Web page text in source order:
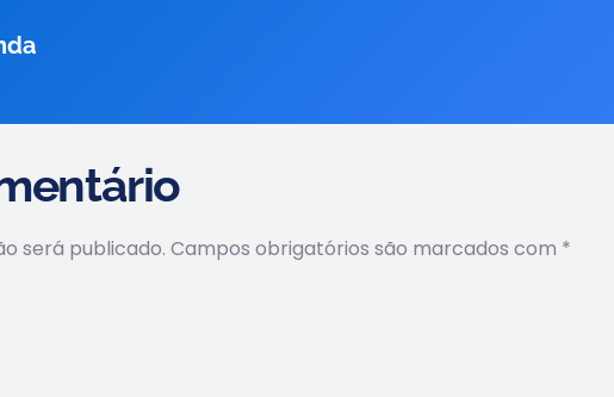
será publicado. Campos obrigatórios são marcados com *